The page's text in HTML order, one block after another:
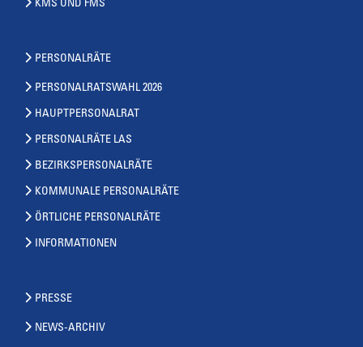
KMS UND FMS
PERSONALRÄTE
PERSONALRATSWAHL 2026
HAUPTPERSONALRAT
PERSONALRÄTE LAS
BEZIRKSPERSONALRÄTE
KOMMUNALE PERSONALRÄTE
ÖRTLICHE PERSONALRÄTE
INFORMATIONEN
PRESSE
NEWS-ARCHIV